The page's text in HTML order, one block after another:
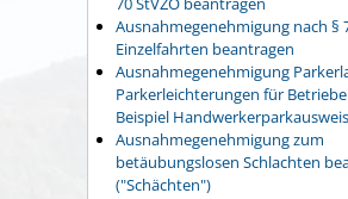
Ausnahmegenehmigung nach §
Einzelfahrten beantragen
Ausnahmegenehmigung
Parkerleichterungen für
Beispiel
Ausnahmegenehmigung zum
betäubungslosen Schlachten
("Schächten")